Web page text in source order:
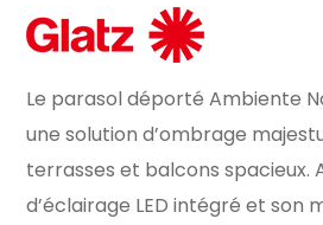
Le parasol déporté Ambiente
une solution d’ombrage
terrasses et balcons spacieux.
d’éclairage LED intégré et son